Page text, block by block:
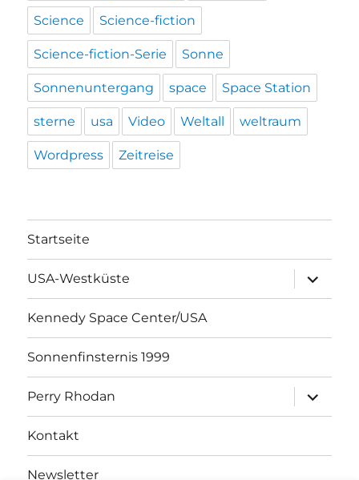
Science Science-fiction
Science-fiction-Serie Sonne
Sonnenuntergang space Space Station
sterne usa Video Weltall weltraum
Wordpress Zeitreise
Startseite
USA-Westküste
öffnen
Kennedy Space Center/USA
Sonnenfinsternis 1999
Perry Rhodan
öffnen
Kontakt
Newsletter